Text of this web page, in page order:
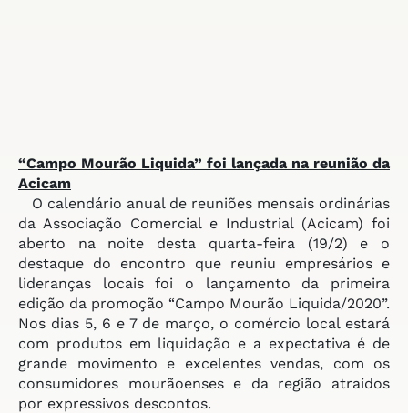
“Campo Mourão Liquida” foi lançada na reunião da
Acicam
O calendário anual de reuniões mensais ordinárias
da Associação Comercial e Industrial (Acicam) foi
aberto na noite desta quarta-feira (19/2) e o
destaque do encontro que reuniu empresários e
lideranças locais foi o lançamento da primeira
edição da promoção “Campo Mourão Liquida/2020”.
Nos dias 5, 6 e 7 de março, o comércio local estará
com produtos em liquidação e a expectativa é de
grande movimento e excelentes vendas, com os
consumidores mourãoenses e da região atraídos
por expressivos descontos.